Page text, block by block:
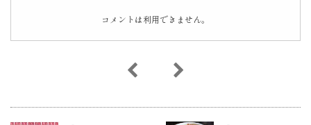
コメントは利用できません。